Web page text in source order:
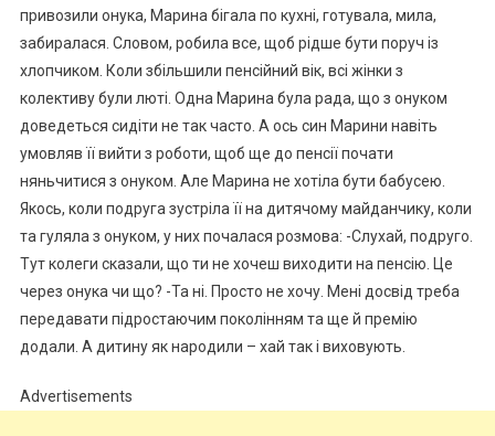
привозили онука, Марина бігала по кухні, готувала, мила,
забиралася. Словом, робила все, щоб рідше бути поруч із
хлопчиком. Коли збільшили пенсійний вік, всі жінки з
колективу були люті. Одна Марина була рада, що з онуком
доведеться сидіти не так часто. А ось син Марини навіть
умовляв її вийти з роботи, щоб ще до пенсії почати
няньчитися з онуком. Але Марина не хотіла бути бабусею.
Якось, коли подруга зустріла її на дитячому майданчику, коли
та гуляла з онуком, у них почалася розмова: -Слухай, подруго.
Тут колеги сказали, що ти не хочеш виходити на пенсію. Це
через онука чи що? -Та ні. Просто не хочу. Мені досвід треба
передавати підростаючим поколінням та ще й премію
додали. А дитину як народили – хай так і виховують.
Advertisements